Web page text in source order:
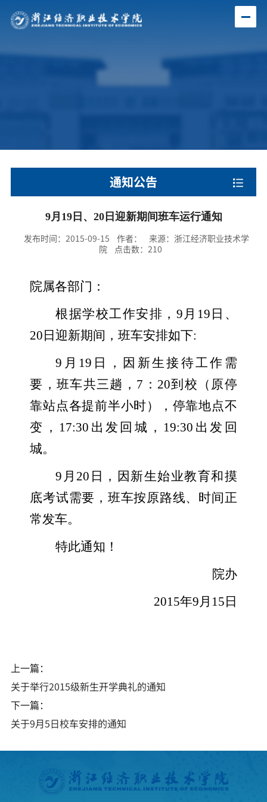
通知公告
9月19日、20日迎新期间班车运行通知
发布时间：2015-09-15 作者： 来源：浙江经济职业技术学
院 点击数： 210
院属各部门：
根据学校工作安排， 9月19日、
20日迎新期间，班车安排如下:
9月19日，因新生接待工作需
要，班车共三趟，7：20到校（原停
靠站点各提前半小时），停靠地点不
变，17:30出发回城，19:30出发回
城。
9月20日
， 因新生始业教育和摸
底考试需要，班车按原路线、时间正
常发车。
特此通知！
院办
2015年9月 15 日
上一篇：
关于举行2015级新生开学典礼的通知
下一篇：
关于9月5日校车安排的通知